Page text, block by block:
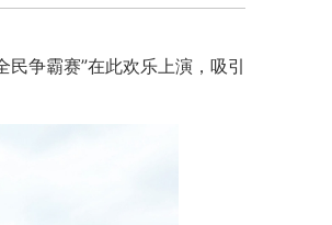
争霸赛”在此欢乐上演，吸引